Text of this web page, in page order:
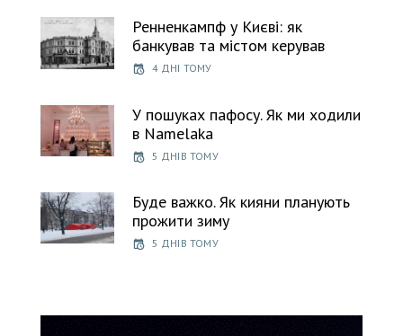
Ренненкампф у Києві: як
банкував та містом керував
4 ДНІ ТОМУ
У пошуках пафосу. Як ми ходили
в Namelaka
5 ДНІВ ТОМУ
Буде важко. Як кияни планують
прожити зиму
5 ДНІВ ТОМУ